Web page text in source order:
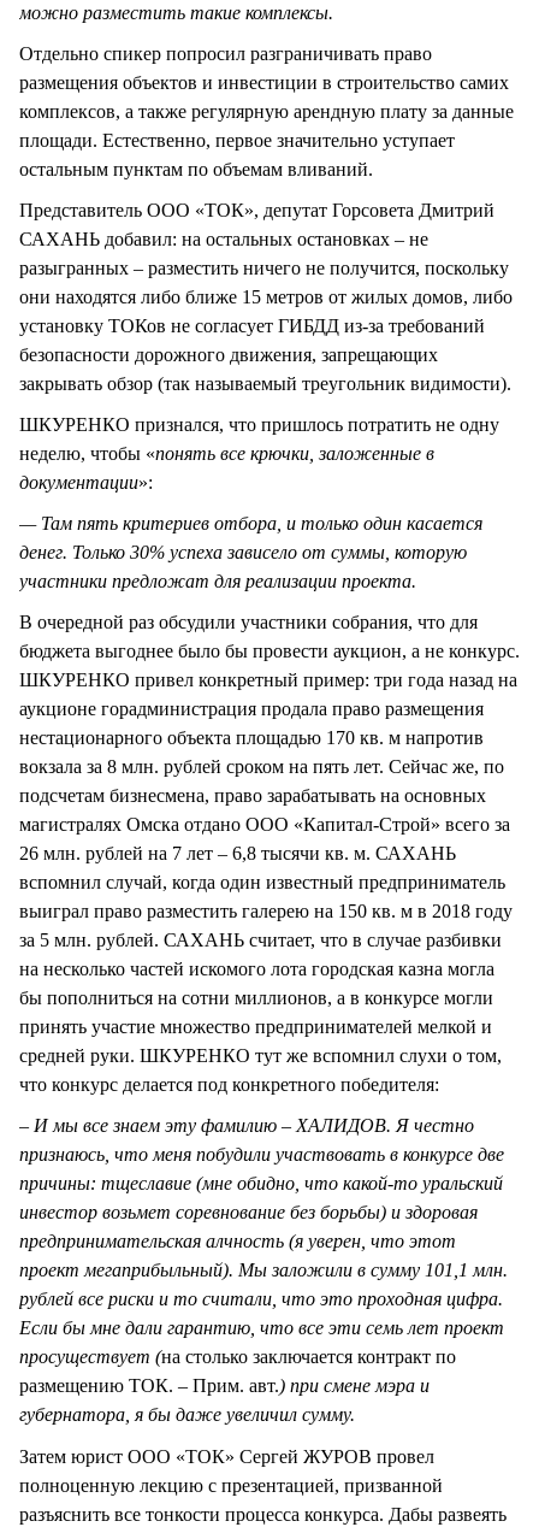
можно разместить такие комплексы.
Отдельно спикер попросил разграничивать право
размещения объектов и инвестиции в строительство самих
комплексов, а также регулярную арендную плату за данные
площади. Естественно, первое значительно уступает
остальным пунктам по объемам вливаний.
Представитель ООО «ТОК», депутат Горсовета Дмитрий
САХАНЬ добавил: на остальных остановках – не
разыгранных – разместить ничего не получится, поскольку
они находятся либо ближе 15 метров от жилых домов, либо
установку ТОКов не согласует ГИБДД из-за требований
безопасности дорожного движения, запрещающих
закрывать обзор (так называемый треугольник видимости).
ШКУРЕНКО признался, что пришлось потратить не одну
неделю, чтобы «понять все крючки, заложенные в
документации»:
— Там пять критериев отбора, и только один касается
денег. Только 30% успеха зависело от суммы, которую
участники предложат для реализации проекта.
В очередной раз обсудили участники собрания, что для
бюджета выгоднее было бы провести аукцион, а не конкурс.
ШКУРЕНКО привел конкретный пример: три года назад на
аукционе горадминистрация продала право размещения
нестационарного объекта площадью 170 кв. м напротив
вокзала за 8 млн. рублей сроком на пять лет. Сейчас же, по
подсчетам бизнесмена, право зарабатывать на основных
магистралях Омска отдано ООО «Капитал-Строй» всего за
26 млн. рублей на 7 лет – 6,8 тысячи кв. м. САХАНЬ
вспомнил случай, когда один известный предприниматель
выиграл право разместить галерею на 150 кв. м в 2018 году
за 5 млн. рублей. САХАНЬ считает, что в случае разбивки
на несколько частей искомого лота городская казна могла
бы пополниться на сотни миллионов, а в конкурсе могли
принять участие множество предпринимателей мелкой и
средней руки. ШКУРЕНКО тут же вспомнил слухи о том,
что конкурс делается под конкретного победителя:
– И мы все знаем эту фамилию – ХАЛИДОВ. Я честно
признаюсь, что меня побудили участвовать в конкурсе две
причины: тщеславие (мне обидно, что какой-то уральский
инвестор возьмет соревнование без борьбы) и здоровая
предпринимательская алчность (я уверен, что этот
проект мегаприбыльный). Мы заложили в сумму 101,1 млн.
рублей все риски и то считали, что это проходная цифра.
Если бы мне дали гарантию, что все эти семь лет проект
просуществует (на столько заключается контракт по
размещению ТОК. – Прим. авт.) при смене мэра и
губернатора, я бы даже увеличил сумму.
Затем юрист ООО «ТОК» Сергей ЖУРОВ провел
полноценную лекцию с презентацией, призванной
разъяснить все тонкости процесса конкурса. Дабы развеять